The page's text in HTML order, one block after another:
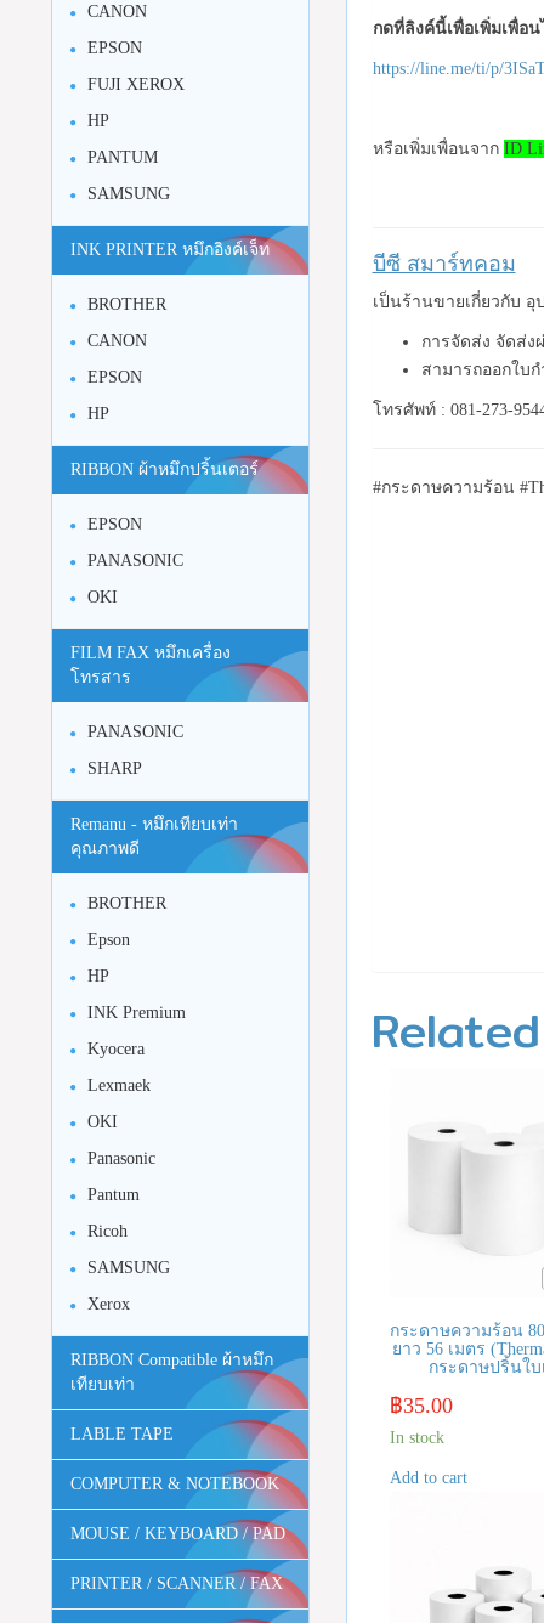
กดที่ลิงค์นี้เพื่อเพิ่มเพื่อ
https://line.me/ti/p/
หรือเพิ่มเพื่อนจาก ID
บีซี สมาร์ทคอม
เป็นร้านขายเกี่ยวกับ
การจัดส่ง จัดส่ง
สามารถออกใบ
โทรศัพท์ : 081-273-
#กระดาษความร้อน #
กระดาษความร้อน
ยาว 56 เมตร
กระดาษปริ้นใบ
฿35.00
In stock
Add to cart
CANON
EPSON
FUJI XEROX
HP
PANTUM
SAMSUNG
INK PRINTER หมึกอิงค์เจ็ท
BROTHER
CANON
EPSON
HP
RIBBON ผ้าหมึกปริ้นเตอร์
EPSON
PANASONIC
OKI
FILM FAX หมึกเครื่อง
โทรสาร
PANASONIC
SHARP
Remanu - หมึกเทียบเท่า
คุณภาพดี
BROTHER
Epson
HP
INK Premium
Kyocera
Lexmaek
OKI
Panasonic
Pantum
Ricoh
SAMSUNG
Xerox
RIBBON Compatible ผ้าหมึก
เทียบเท่า
LABLE TAPE
COMPUTER & NOTEBOOK
MOUSE / KEYBOARD / PAD
PRINTER / SCANNER / FAX